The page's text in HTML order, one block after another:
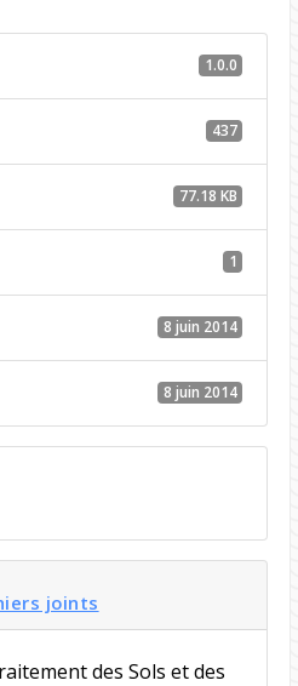
1.0.0
437
77.18 KB
1
8 juin 2014
8 juin 2014
joints
des Sols et des